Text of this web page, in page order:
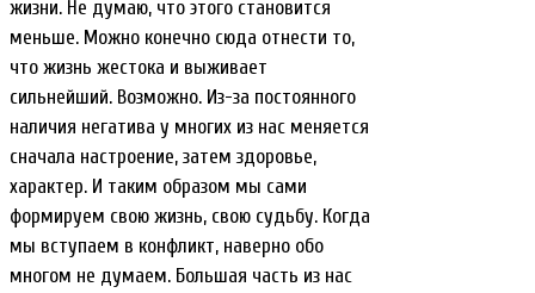
жизни. Не думаю, что этого становится
меньше. Можно конечно сюда отнести то,
что жизнь жестока и выживает
сильнейший. Возможно. Из-за постоянного
наличия негатива у многих из нас меняется
сначала настроение, затем здоровье,
характер. И таким образом мы сами
формируем свою жизнь, свою судьбу. Когда
мы вступаем в конфликт, наверно обо
многом не думаем. Большая часть из нас